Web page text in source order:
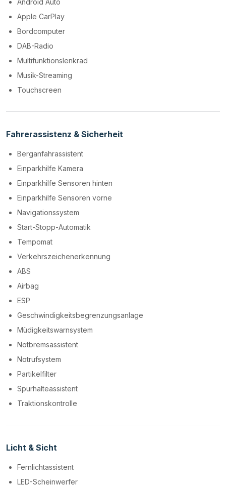
Android Auto
Apple CarPlay
Bordcomputer
DAB-Radio
Multifunktionslenkrad
Musik-Streaming
Touchscreen
Fahrerassistenz & Sicherheit
Berganfahrassistent
Einparkhilfe Kamera
Einparkhilfe Sensoren hinten
Einparkhilfe Sensoren vorne
Navigationssystem
Start-Stopp-Automatik
Tempomat
Verkehrszeichenerkennung
ABS
Airbag
ESP
Geschwindigkeitsbegrenzungsanlage
Müdigkeitswarnsystem
Notbremsassistent
Notrufsystem
Partikelfilter
Spurhalteassistent
Traktionskontrolle
Licht & Sicht
Fernlichtassistent
LED-Scheinwerfer